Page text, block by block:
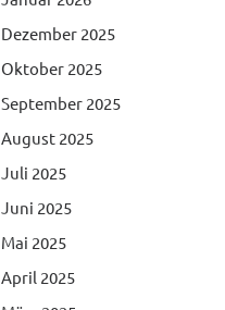
Dezember 2025
Oktober 2025
September 2025
August 2025
Juli 2025
Juni 2025
Mai 2025
April 2025